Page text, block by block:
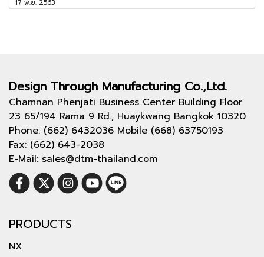
17 พ.ย. 2563
Design Through Manufacturing Co.,Ltd.
Chamnan Phenjati Business Center Building Floor
23 65/194 Rama 9 Rd., Huaykwang Bangkok 10320
Phone: (662) 6432036 Mobile (668) 63750193
Fax: (662) 643-2038
E-Mail: sales@dtm-thailand.com
PRODUCTS
NX